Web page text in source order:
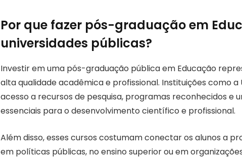
Por que fazer pós-graduação em
universidades públicas?
Investir em uma pós-graduação pública em Educação
alta qualidade acadêmica e profissional. Instituições como a
acesso a recursos de pesquisa, programas reconhecidos e
essenciais para o desenvolvimento científico e profissional.
Além disso, esses cursos costumam conectar os alunos a
em políticas públicas, no ensino superior ou em